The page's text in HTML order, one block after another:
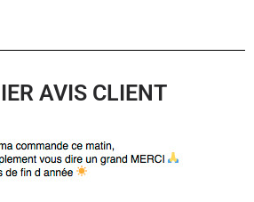
AVIS CLIENT